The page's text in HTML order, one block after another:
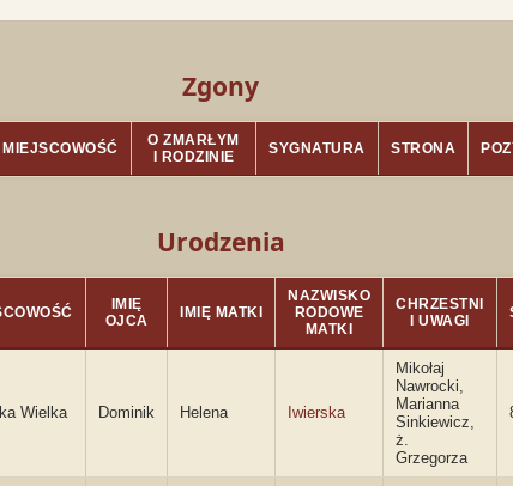
Zgony
MIEJSCOWOŚĆ
O ZMARŁYM
I RODZINIE
SYGNATURA STRONA
Urodzenia
IMIĘ
OJCA
IMIĘ MATKI
NAZWISKO
RODOWE
MATKI
CHRZESTNI
I UWAGI
Wielka Dominik Helena Iwierska
Mikołaj
Nawrocki,
Marianna
Sinkiewicz,
ż.
Grzegorza